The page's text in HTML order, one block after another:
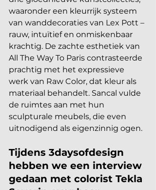
waaronder een kleurrijk systeem
van wanddecoraties van Lex Pott –
rauw, intuïtief en onmiskenbaar
krachtig. De zachte esthetiek van
All The Way To Paris contrasteerde
prachtig met het expressieve
werk van Raw Color, dat kleur als
materiaal behandelt. Sancal vulde
de ruimtes aan met hun
sculpturale meubels, die even
uitnodigend als eigenzinnig ogen.
Tijdens 3daysofdesign
hebben we een interview
gedaan met colorist Tekla